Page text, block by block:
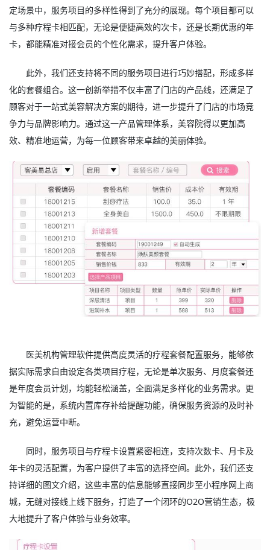
定场景中，服务项目的多样性得到了充分的展现。每个项目都可以
与多种疗程卡相匹配，无论是便捷高效的次卡，还是长期优惠的年
卡，都能精准对接会员的个性化需求，提升客户体验。
此外，我们还支持将不同的服务项目进行巧妙搭配，形成多样
化的套餐组合。这一创新举措不仅丰富了门店的产品线，还满足了
顾客对于一站式美容解决方案的期待，进一步提升了门店的市场竞
争力与品牌影响力。通过这一产品管理体系，美容院得以更加高
效、精准地运营，为每一位顾客带来卓越的美丽体验。
医美机构管理软件提供高度灵活的疗程套餐配置服务，能够依
据实际需求自由设定各类项目疗程，无论是单次服务、月度套餐还
是年度会员计划，均能轻松涵盖，全面满足多样化的业务需求。更
为智能的是，系统内置库存补给提醒功能，确保服务资源的及时补
充，避免运营中断。
同时，服务项目与疗程卡设置紧密相连，支持次数卡、月卡及
年卡的灵活配置，为客户提供了丰富的选择空间。此外，我们还支
持详细的图文介绍，这些丰富的信息能够直接同步至小程序网上商
城，无缝对接线上线下服务，打造了一个闭环的O2O营销生态，极
大地提升了客户体验与业务效率。